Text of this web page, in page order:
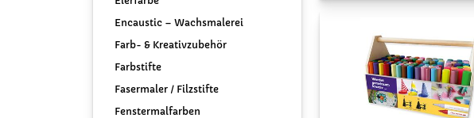
Encaustic – Wachsmalerei
Farb- & Kreativzubehör
Farbstifte
Fasermaler / Filzstifte
Fenstermalfarben